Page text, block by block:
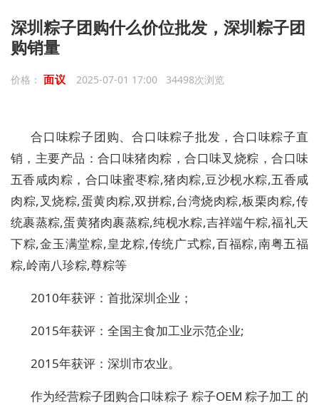
深圳粽子团购什么价位批发，深圳粽子团
购销量
价格： 面议 2025-07-01 17:00 34498次浏览
合口味粽子团购、合口味粽子批发，合口味粽子直
销，主要产品：合口味猪肉粽，合口味叉烧粽，合口味
五香咸肉粽，合口味蜜枣粽,猪肉粽,豆沙枧水粽,五香咸
肉粽,叉烧粽,蛋黄肉粽,双拼粽,台湾烧肉粽,板栗肉粽,传
统裹蒸粽,蛋黄猪肉裹蒸粽,纯枧水粽,吉祥端午粽,福礼天
下粽,金玉满堂粽,皇龙粽,传统广式粽,百福粽,南粤五福
粽,岭南八珍粽,尊粽等
2010年获评：首批深圳企业；
2015年获评：全国主食加工业示范企业;
2015年获评 ： 深圳市农业。
作为经营粽子团购合口味粽子 粽子OEM 粽子加工 的